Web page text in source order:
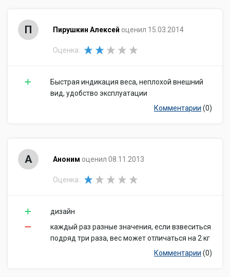
П Пирушкин Алексей оценил 15.03.2014
Оценка:
Быстрая индикация веса, неплохой внешний
вид, удобство эксплуатации
Комментарии (0)
А Аноним оценил 08.11.2013
Оценка:
дизайн
каждый раз разные значения, если взвеситься
подряд три раза, вес может отличаться на 2 кг
Комментарии (0)